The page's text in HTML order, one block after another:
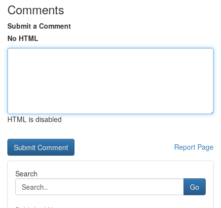
Comments
Submit a Comment
No HTML
HTML is disabled
Report Page
Search
Go